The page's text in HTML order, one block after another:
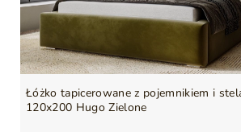
Łóżko tapicerowane z pojemnikiem i
120x200 Hugo Zielone